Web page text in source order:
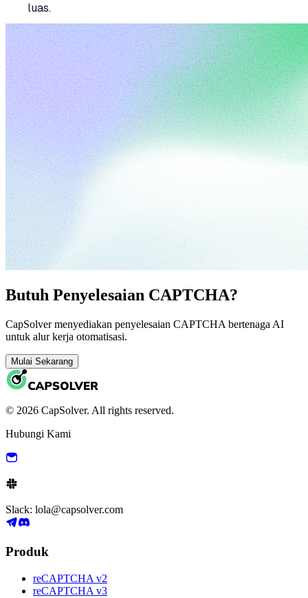
luas.
Butuh Penyelesaian CAPTCHA?
CapSolver menyediakan penyelesaian CAPTCHA bertenaga AI
untuk alur kerja otomatisasi.
Mulai Sekarang
© 2026 CapSolver. All rights reserved.
Hubungi Kami
Slack: lola@capsolver.com
Produk
reCAPTCHA v2
reCAPTCHA v3